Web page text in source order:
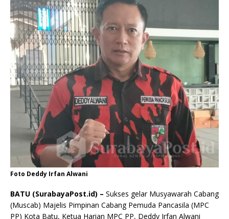
Foto Deddy Irfan Alwani
BATU (SurabayaPost.id) – Sukses gelar Musyawarah Cabang
(Muscab) Majelis Pimpinan Cabang Pemuda Pancasila (MPC
PP) Kota Batu, Ketua Harian MPC PP, Deddy Irfan Alwani